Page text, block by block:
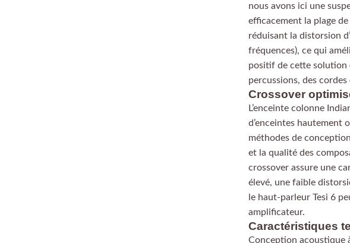
nous avons ici une
efficacement la plage
réduisant la distorsion
fréquences), ce qui
positif de cette solution
percussions, des
Crossover
L’enceinte colonne
d’enceintes hautement
méthodes de
et la qualité des
crossover assure une
élevé, une faible
le haut-parleur Tesi 6
amplificateur.
Caractéristiques
Conception acoustique